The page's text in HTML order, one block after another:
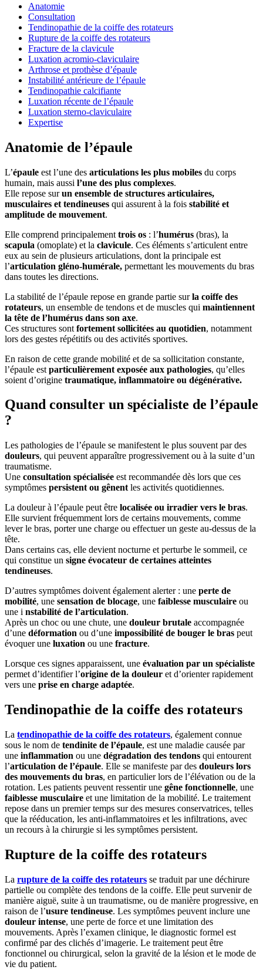
Anatomie
Consultation
Tendinopathie de la coiffe des rotateurs
Rupture de la coiffe des rotateurs
Fracture de la clavicule
Luxation acromio-claviculaire
Arthrose et prothèse d’épaule
Instabilité antérieure de l’épaule
Tendinopathie calcifiante
Luxation récente de l’épaule
Luxation sterno-claviculaire
Expertise
Anatomie de l’épaule
L’épaule est l’une des articulations les plus mobiles du corps
humain, mais aussi l’une des plus complexes.
Elle repose surun ensemble de structures articulaires,
musculaires et tendineuses qui assurent à la fois stabilité et
amplitude de mouvement.
Elle comprend principalement trois os : l’humérus (bras), la
scapula (omoplate) et la clavicule. Ces éléments s’articulent entre
eux au sein de plusieurs articulations, dont la principale est
l’articulation gléno-humérale, permettant les mouvements du bras
dans toutes les directions.
La stabilité de l’épaule repose en grande partie surla coiffe des
rotateurs, un ensemble de tendons et de muscles qui maintiennent
la tête de l’humérus dans son axe.
Ces structures sont fortement sollicitées au quotidien, notamment
lors des gestes répétitifs ou des activités sportives.
En raison de cette grande mobilité et de sa sollicitation constante,
l’épaule est particulièrement exposée aux pathologies, qu’elles
soient d’origine traumatique, inflammatoire ou dégénérative.
Quand consulter un spécialiste de l’épaule
?
Les pathologies de l’épaule se manifestent le plus souvent par des
douleurs, qui peuvent apparaître progressivement ou à la suite d’un
traumatisme.
Une consultation spécialisée est recommandée dès lors que ces
symptômes persistent ou gênent les activités quotidiennes.
La douleur à l’épaule peut être localisée ou irradier vers le bras.
Elle survient fréquemment lors de certains mouvements, comme
lever le bras, porter une charge ou effectuer un geste au-dessus de la
tête.
Dans certains cas, elle devient nocturne et perturbe le sommeil, ce
qui constitue un signe évocateur de certaines atteintes
tendineuses.
D’autres symptômes doivent également alerter : une perte de
mobilité, une sensation de blocage, une faiblesse musculaire ou
une i nstabilité de l’articulation.
Après un choc ou une chute, une douleur brutale accompagnée
d’une déformation ou d’une impossibilité de bouger le bras peut
évoquer une luxation ou une fracture.
Lorsque ces signes apparaissent, une évaluation par un spécialiste
permet d’identifier l’origine de la douleur et d’orienter rapidement
vers une prise en charge adaptée.
Tendinopathie de la coiffe des rotateurs
La tendinopathie de la coiffe des rotateurs, également connue
sous le nom de tendinite de l’épaule, est une maladie causée par
une inflammation ou une dégradation des tendons qui entourent
l’articulation de l’épaule. Elle se manifeste par des douleurs lors
des mouvements du bras, en particulier lors de l’élévation ou de la
rotation. Les patients peuvent ressentir une gêne fonctionnelle, une
faiblesse musculaire et une limitation de la mobilité. Le traitement
repose dans un premier temps sur des mesures conservatrices, telles
que la rééducation, les anti-inflammatoires et les infiltrations, avec
un recours à la chirurgie si les symptômes persistent.
Rupture de la coiffe des rotateurs
La rupture de la coiffe des rotateurs se traduit par une déchirure
partielle ou complète des tendons de la coiffe. Elle peut survenir de
manière aiguë, suite à un traumatisme, ou de manière progressive, en
raison de l’usure tendineuse. Les symptômes peuvent inclure une
douleur intense, une perte de force et une limitation des
mouvements. Après l’examen clinique, le diagnostic formel est
confirmé par des clichés d’imagerie. Le traitement peut être
fonctionnel ou chirurgical, selon la gravité de la lésion et le mode de
vie du patient.